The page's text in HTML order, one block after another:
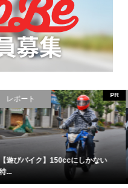
グルメ
【新鮮】漁港のライダースカフェ...